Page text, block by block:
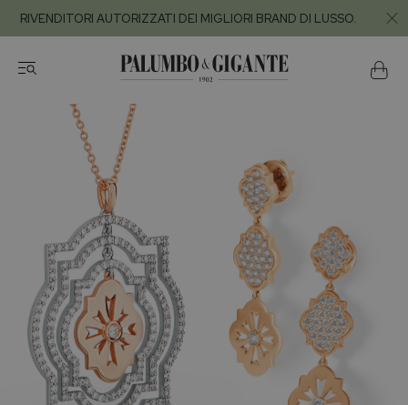
RIVENDITORI AUTORIZZATI DEI MIGLIORI BRAND DI LUSSO.